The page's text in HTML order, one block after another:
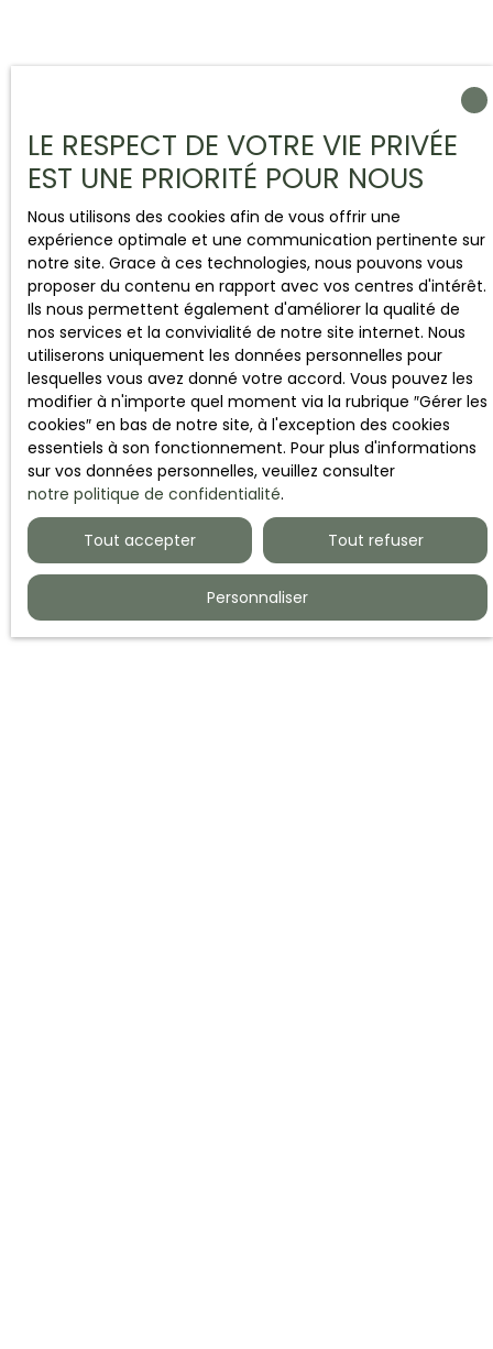
LE RESPECT DE VOTRE VIE PRIVÉE
EST UNE PRIORITÉ POUR NOUS
Nous utilisons des cookies afin de vous offrir une
expérience optimale et une communication pertinente sur
notre site. Grace à ces technologies, nous pouvons vous
proposer du contenu en rapport avec vos centres d'intérêt.
Ils nous permettent également d'améliorer la qualité de
nos services et la convivialité de notre site internet. Nous
utiliserons uniquement les données personnelles pour
lesquelles vous avez donné votre accord. Vous pouvez les
modifier à n'importe quel moment via la rubrique ″Gérer les
cookies″ en bas de notre site, à l'exception des cookies
essentiels à son fonctionnement. Pour plus d'informations
sur vos données personnelles, veuillez consulter
notre politique de confidentialité.
Tout accepter Tout refuser
Personnaliser